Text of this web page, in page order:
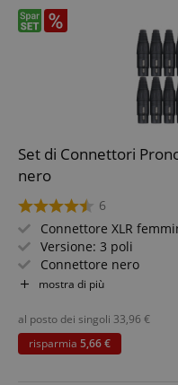
Set di Connettori
nero
6
Connettore XLR
Versione: 3 poli
Connettore nero
Alta qualità con
20 pezzi
mostra di più
al posto dei singoli 33,96 €
risparmia 5,66 €